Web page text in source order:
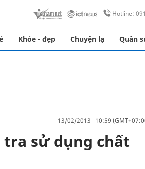
Hotline:
Khỏe - đẹp Chuyện lạ Quân
13/02/2013 10:59
tra sử dụng chất